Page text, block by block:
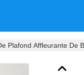
Plafond Affleurante De